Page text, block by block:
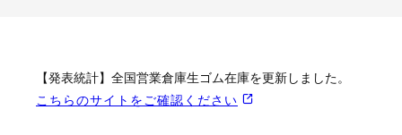
【発表統計】全国営業倉庫生ゴム在庫を更新しました。
こちらのサイトをご確認ください